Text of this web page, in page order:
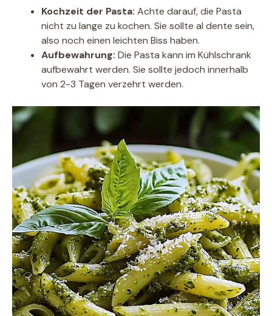
Kochzeit der Pasta: Achte darauf, die Pasta
nicht zu lange zu kochen. Sie sollte al dente sein,
also noch einen leichten Biss haben.
Aufbewahrung: Die Pasta kann im Kühlschrank
aufbewahrt werden. Sie sollte jedoch innerhalb
von 2-3 Tagen verzehrt werden.